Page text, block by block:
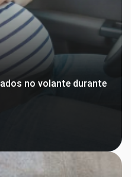
no volante durante